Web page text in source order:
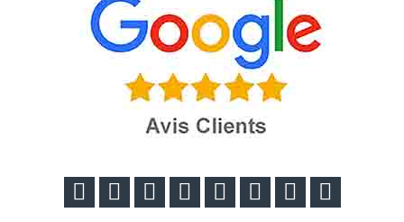
       